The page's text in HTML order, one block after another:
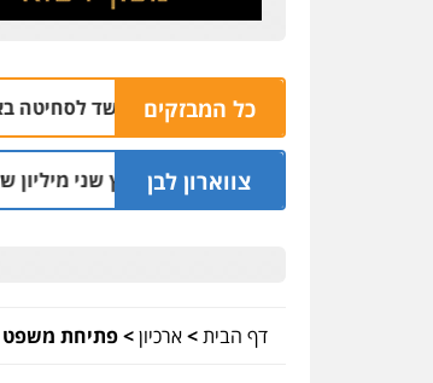
כל המבזקים
צווארון לבן
לעו"ד שעקץ שני מיליון שקל על דירה
דף הבית>ארכיון>פתיחת משפט